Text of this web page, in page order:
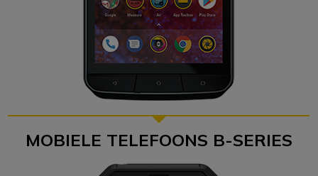
MOBIELE TELEFOONS B-SERIES